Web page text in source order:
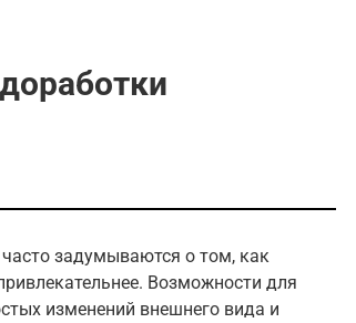
задумываются о том, как
Возможности для
изменений внешнего вида и